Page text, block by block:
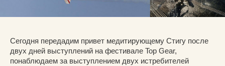
Сегодня передадим привет медитирующему Стигу после
двух дней выступлений на фестивале Top Gear,
понаблюдаем за выступлением двух истребителей